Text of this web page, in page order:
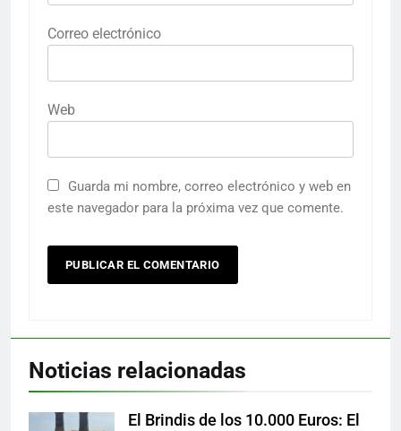
Correo electrónico
Web
Guarda mi nombre, correo electrónico y web en
este navegador para la próxima vez que comente.
Noticias relacionadas
El Brindis de los 10.000 Euros: El